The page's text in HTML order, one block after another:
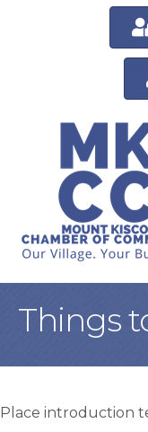
Things
Place introduction